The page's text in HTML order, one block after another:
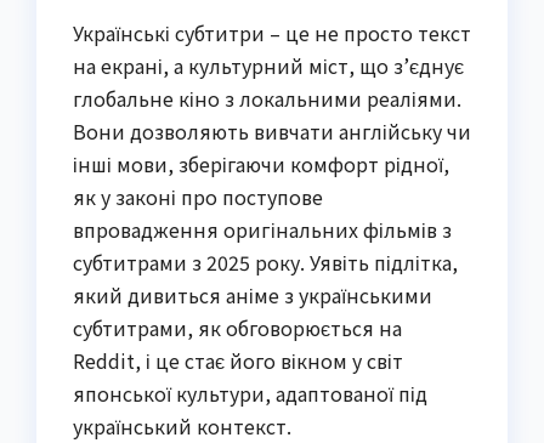
Українські субтитри – це не просто текст
на екрані, а культурний міст, що з’єднує
глобальне кіно з локальними реаліями.
Вони дозволяють вивчати англійську чи
інші мови, зберігаючи комфорт рідної,
як у законі про поступове
впровадження оригінальних фільмів з
субтитрами з 2025 року. Уявіть підлітка,
який дивиться аніме з українськими
субтитрами, як обговорюється на
Reddit, і це стає його вікном у світ
японської культури, адаптованої під
український контекст.